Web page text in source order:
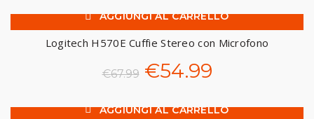
-19%
AGGIUNGI AL CARRELLO
Logitech H570E Cuffie Stereo con Microfono
€67.99 Il
prezzo
€54.99Il
prezzo
AGGIUNGI AL CARRELLO